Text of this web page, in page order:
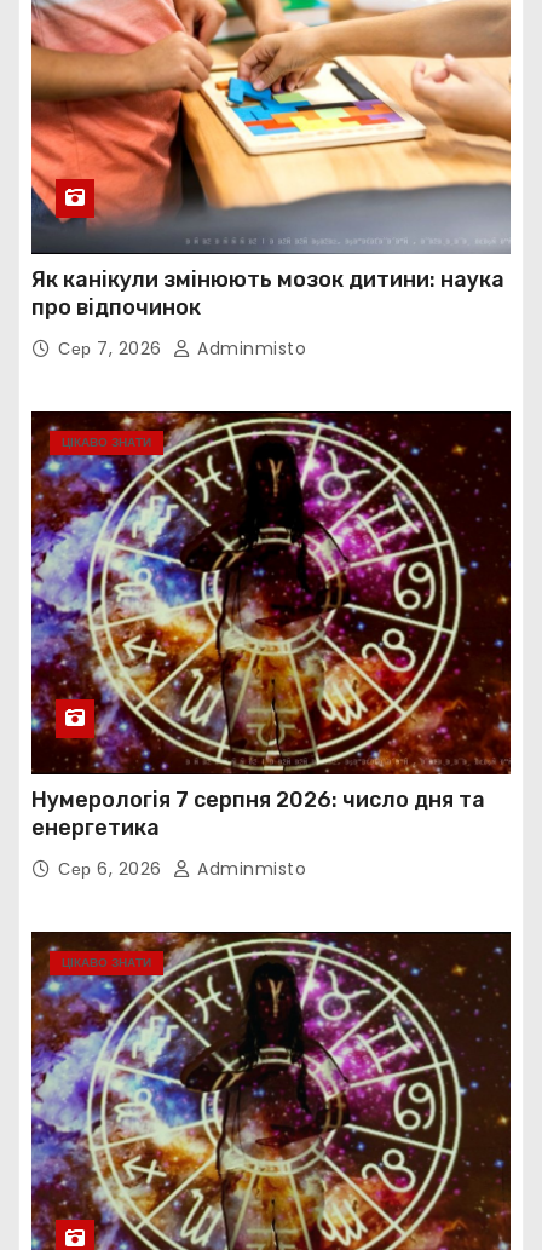
Як канікули змінюють мозок дитини: наука
про відпочинок
Сер 7, 2026 Adminmisto
ЦІКАВО ЗНАТИ
Нумерологія 7 серпня 2026: число дня та
енергетика
Сер 6, 2026 Adminmisto
ЦІКАВО ЗНАТИ